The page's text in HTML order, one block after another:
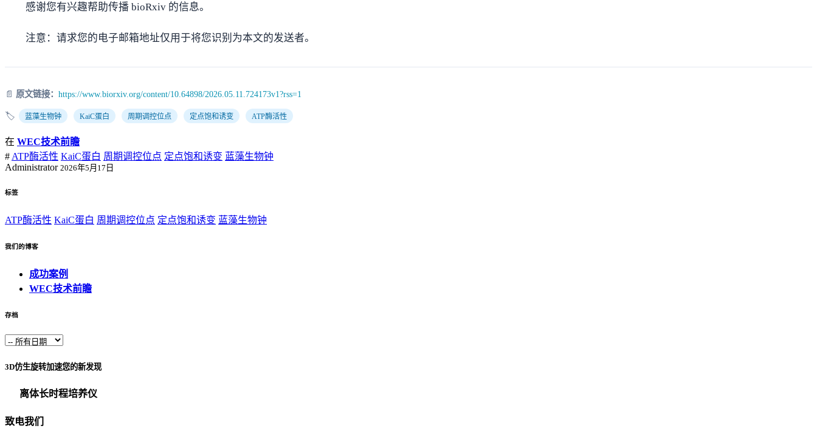
感谢您有兴趣帮助传播 bioRxiv 的信息。
注意：请求您的电子邮箱地址仅用于将您识别为本文的发送者。
📄 原文链接： https://www.biorxiv.org/content/10.64898/2026.05.11.724173v1?rss=1
🏷️ 蓝藻生物钟 KaiC蛋白 周期调控位点 定点饱和诱变 ATP酶活性
在 WEC技术前瞻
# ATP酶活性 KaiC蛋白 周期调控位点 定点饱和诱变 蓝藻生物钟
Administrator 2026年5月17日
标签
ATP酶活性 KaiC蛋白 周期调控位点 定点饱和诱变 蓝藻生物钟
我们的博客
成功案例
WEC技术前瞻
存档
3D仿生旋转加速您的新发现
离体长时程培养仪
致电我们